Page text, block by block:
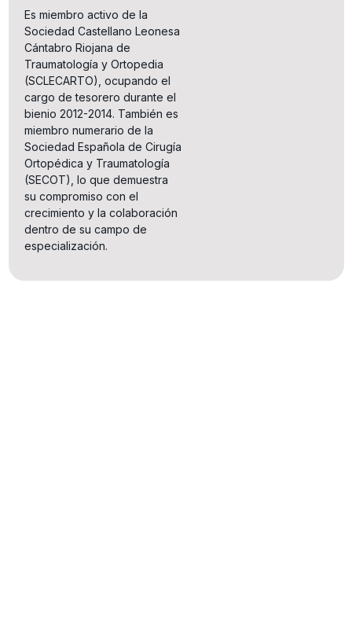
Es miembro activo de la
Sociedad Castellano Leonesa
Cántabro Riojana de
Traumatología y Ortopedia
(SCLECARTO), ocupando el
cargo de tesorero durante el
bienio 2012-2014. También es
miembro numerario de la
Sociedad Española de Cirugía
Ortopédica y Traumatología
(SECOT), lo que demuestra
su compromiso con el
crecimiento y la colaboración
dentro de su campo de
especialización.